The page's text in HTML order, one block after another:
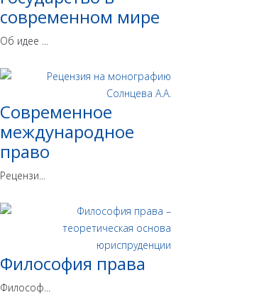
современном мире
Об идее ...
Современное
международное
право
Рецензи...
Философия права
Философ...